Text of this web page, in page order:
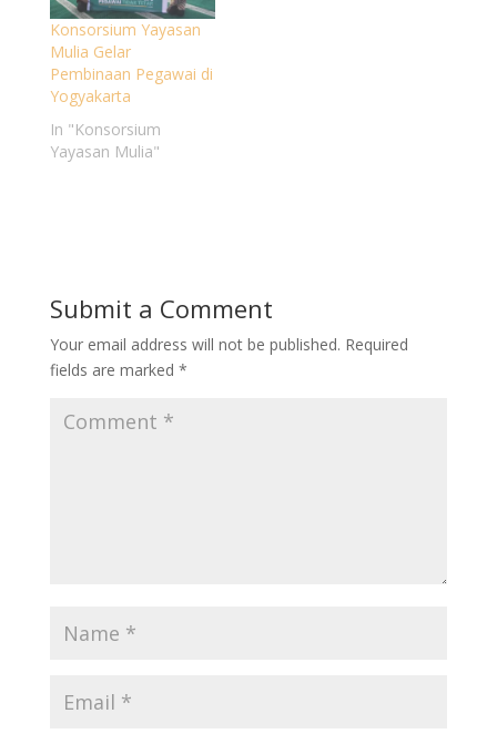
Konsorsium Yayasan
Mulia Gelar
Pembinaan Pegawai di
Yogyakarta
In "Konsorsium
Yayasan Mulia"
Submit a Comment
Your email address will not be published. Required
fields are marked *